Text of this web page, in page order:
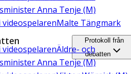
Anna Tenje (M)
videospelarenMalte Tängmark
videospelarenÄldre- och
Anna Tenje (M)
Protokoll från
debatten